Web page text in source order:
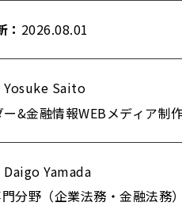
： 2026.08.01
Yosuke Saito
ー&金融情報WEBメディア制
Yamada
分野（企業法務・金融法務）